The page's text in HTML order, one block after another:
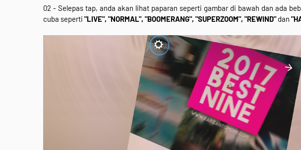
02 - Selepas tap, anda akan lihat paparan seperti gambar di bawah dan ada
cuba seperti "LIVE", "NORMAL", "BOOMERANG", "SUPERZOOM", "REWIND"dan